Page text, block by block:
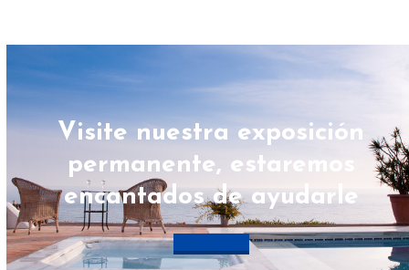
Visite nuestra exposición
permanente, estaremos
encantados de ayudarle
Pedir cita